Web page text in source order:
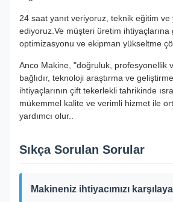
24 saat yanıt veriyoruz, teknik eğitim
ediyoruz.Ve müşteri üretim ihtiyaçlarına
optimizasyonu ve ekipman yükseltme
Anco Makine, "doğruluk, profesyonellik
bağlıdır, teknoloji araştırma ve
ihtiyaçlarının çift tekerlekli tahrikinde
mükemmel kalite ve verimli hizmet ile
yardımcı olur..
Sıkça Sorulan Sorular
Makineniz ihtiyacımızı